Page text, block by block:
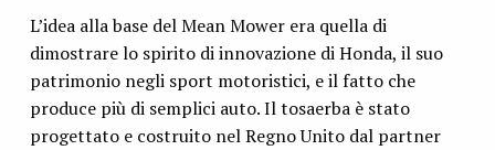
L’idea alla base del Mean Mower era quella di
dimostrare lo spirito di innovazione di Honda, il suo
patrimonio negli sport motoristici, e il fatto che
produce più di semplici auto. Il tosaerba è stato
progettato e costruito nel Regno Unito dal partner